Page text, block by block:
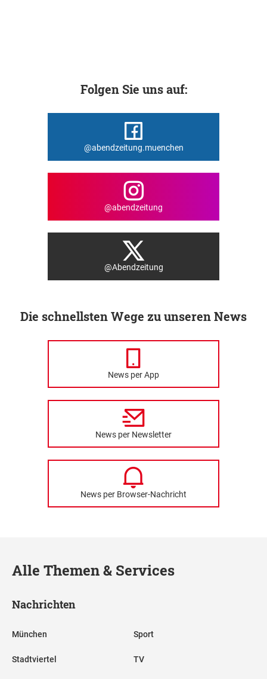
Folgen Sie uns auf:
@abendzeitung.muenchen
@abendzeitung
@Abendzeitung
Die schnellsten Wege zu unseren News
News per App
News per Newsletter
News per Browser-Nachricht
Alle Themen & Services
Nachrichten
München
Stadtviertel
Sport
TV